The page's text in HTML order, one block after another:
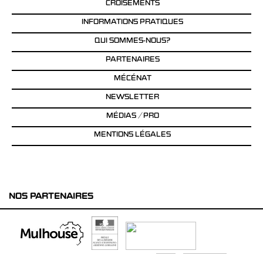
CROISEMENTS
INFORMATIONS PRATIQUES
QUI SOMMES-NOUS?
PARTENAIRES
MÉCÉNAT
NEWSLETTER
MÉDIAS / PRO
MENTIONS LÉGALES
NOS PARTENAIRES